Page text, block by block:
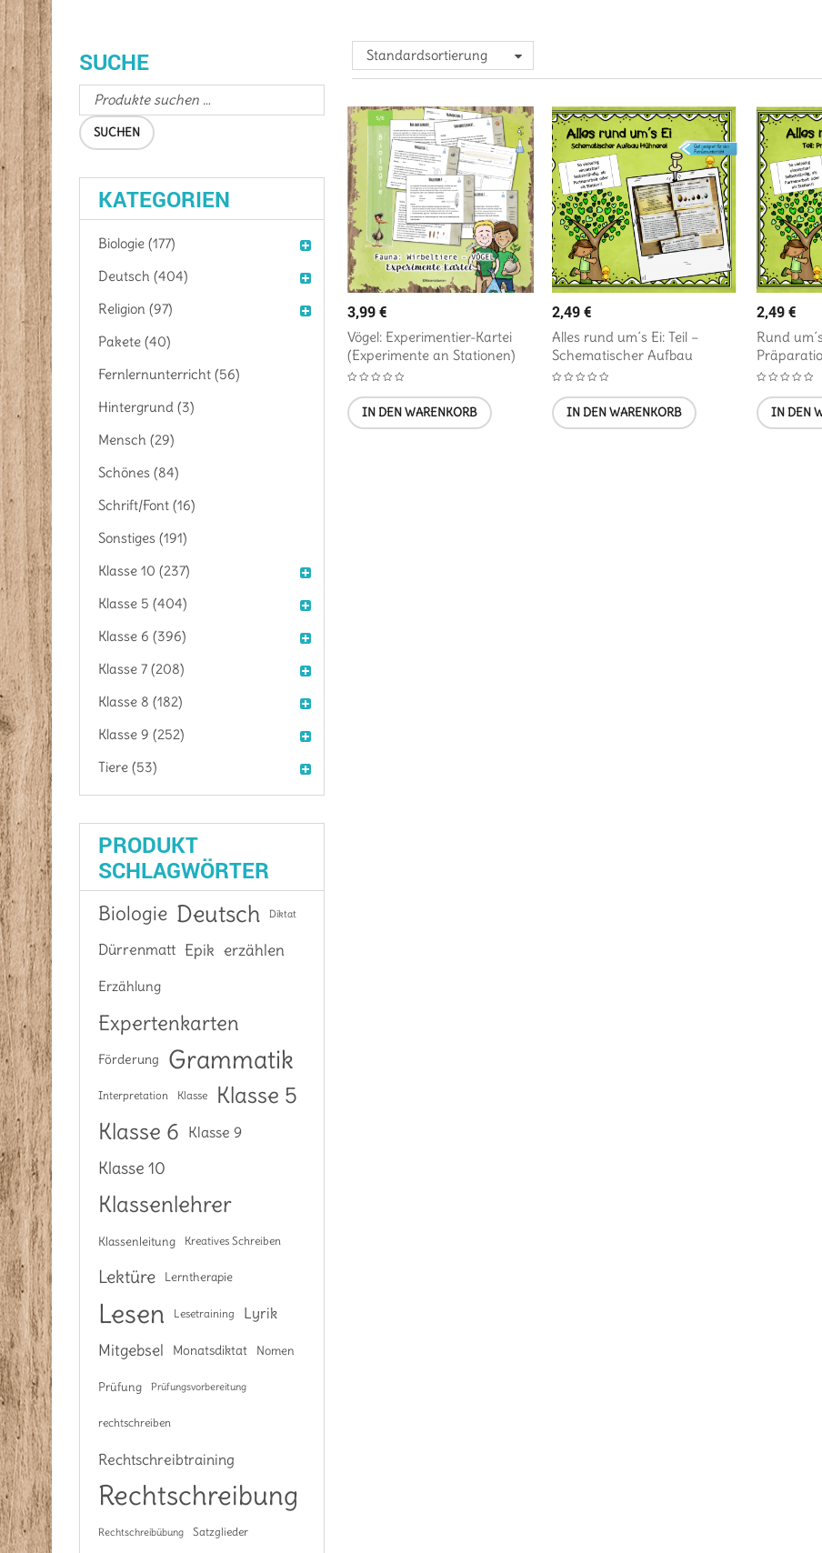
SUCHE
SUCHEN
KATEGORIEN
Biologie (177)
Deutsch (404)
Religion (97)
Pakete (40)
Fernlernunterricht (56)
Hintergrund (3)
Mensch (29)
Schönes (84)
Schrift/Font (16)
Sonstiges (191)
Klasse 10 (237)
Klasse 5 (404)
Klasse 6 (396)
Klasse 7 (208)
Klasse 8 (182)
Klasse 9 (252)
Tiere (53)
PRODUKT
SCHLAGWÖRTER
Biologie Deutsch Diktat
Dürrenmatt Epik erzählen
Erzählung
Expertenkarten
Förderung Grammatik
Interpretation Klasse Klasse 5
Klasse 6 Klasse 9
Klasse 10
Klassenlehrer
Klassenleitung Kreatives Schreiben
Lektüre Lerntherapie
Lesen Lesetraining Lyrik
Mitgebsel Monatsdiktat Nomen
Prüfung Prüfungsvorbereitung
rechtschreiben
Rechtschreibtraining
Rechtschreibung
Rechtschreibübung Satzglieder
Standardsortierung
3,99€
Vögel: Experimentier-Kartei
(Experimente an Stationen)
IN DEN WARENKORB
2,49€
Alles rund um´s Ei: Teil –
Schematischer Aufbau
IN DEN WARENKORB
2,49€
Rund
IN DEN